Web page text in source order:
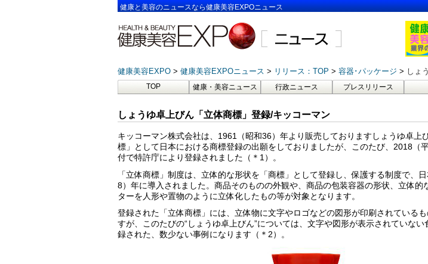
健康と美容のニュースなら健康美容EXPOニュース
健康美容EXPO 健康美容EXPOニュース リリース：TOP 容器･パッケージ しょ
TOP 健康・美容ニュース 行政ニュース プレスリリース
しょうゆ卓上びん「立体商標」登録/キッコーマン
キッコーマン株式会社は、1961（昭和36）年より販売しておりますしょうゆ卓上
標」として日本における商標登録の出願をしておりましたが、このたび、2018（
付で特許庁により登録されました（＊1）。
「立体商標」制度は、立体的な形状を「商標」として登録し、保護する制度で、
8）年に導入されました。商品そのものの外観や、商品の包装容器の形状、立体的
ターを人形や置物のように立体化したもの等が対象となります。
登録された「立体商標」には、立体物に文字やロゴなどの図形が印刷されている
すが、このたびの“しょうゆ卓上びん”については、文字や図形が表示されていない
録された、数少ない事例になります（＊2）。